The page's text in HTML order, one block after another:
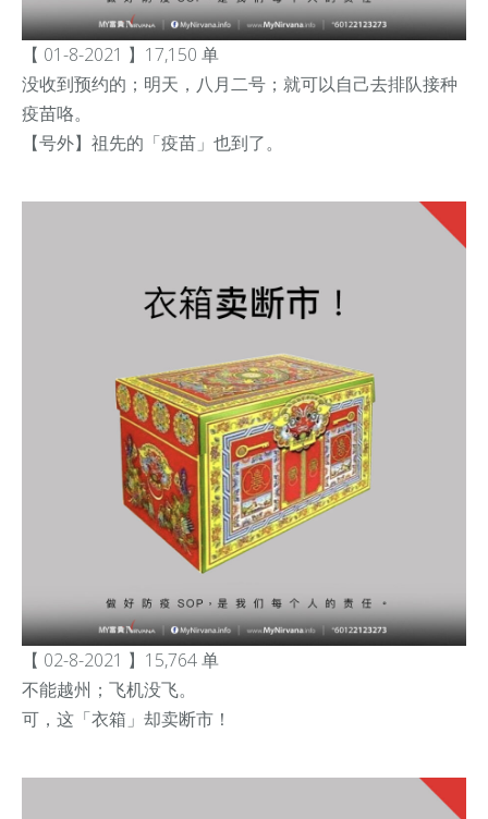
【 01-8-2021 】17,150 单
没收到预约的；明天，八月二号；就可以自己去排队接种
疫苗咯。
【号外】祖先的「疫苗」也到了。
【 02-8-2021 】15,764 单
不能越州；飞机没飞。
可，这「衣箱」却卖断市！